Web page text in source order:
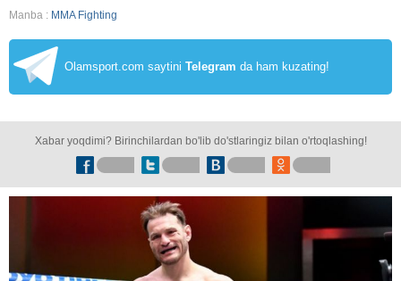
Manba : MMA Fighting
Olamsport.com saytini Telegram da ham kuzating!
Xabar yoqdimi? Birinchilardan bo'lib do'stlaringiz bilan o'rtoqlashing!